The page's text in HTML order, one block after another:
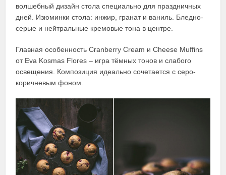
волшебный дизайн стола специально для праздничных
дней. Изюминки стола: инжир, гранат и ваниль. Бледно-
серые и нейтральные кремовые тона в центре.
Главная особенность Cranberry Cream и Cheese Muffins
от Eva Kosmas Flores – игра тёмных тонов и слабого
освещения. Композиция идеально сочетается с серо-
коричневым фоном.